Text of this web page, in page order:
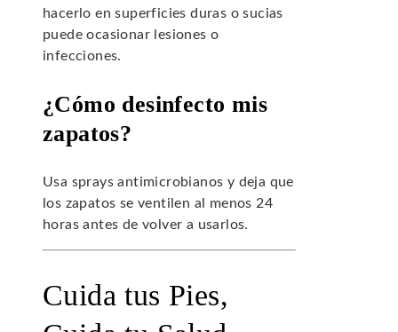
hacerlo en superficies duras o sucias
puede ocasionar lesiones o
infecciones.
¿Cómo desinfecto mis
zapatos?
Usa sprays antimicrobianos y deja que
los zapatos se ventilen al menos 24
horas antes de volver a usarlos.
Cuida tus Pies,